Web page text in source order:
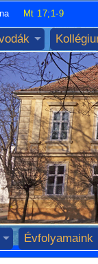
Mt 17;1-9
Évfolyamaink